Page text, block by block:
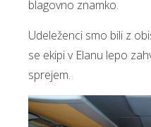
blagovno znamko.
Udeleženci smo bili z
se ekipi v Elanu lepo
sprejem.